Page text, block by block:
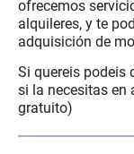
ofrecemos
alquileres, y te
adquisición de
Si quereis podeis
si la necesitas en
gratuito)